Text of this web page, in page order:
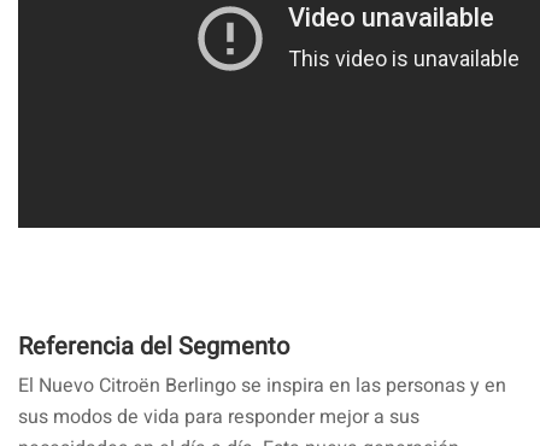
Referencia del Segmento
El Nuevo Citroën Berlingo se inspira en las personas y en
sus modos de vida para responder mejor a sus